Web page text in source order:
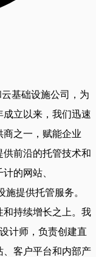
基础设施公司，为
成立以来，我们迅速
商之一，赋能企业
前沿的托管技术和
的网站、
施提供托管服务。
和持续增长之上。我
计师，负责创建直
、客户平台和内部产